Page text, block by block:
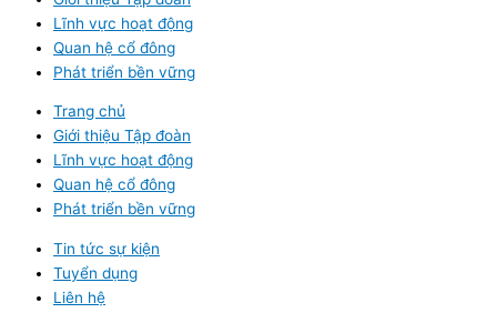
Lĩnh vực hoạt động
Quan hệ cổ đông
Phát triển bền vững
Trang chủ
Giới thiệu Tập đoàn
Lĩnh vực hoạt động
Quan hệ cổ đông
Phát triển bền vững
Tin tức sự kiện
Tuyển dụng
Liên hệ